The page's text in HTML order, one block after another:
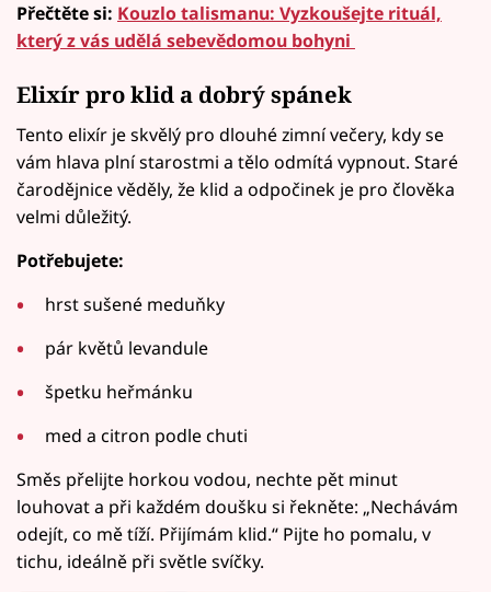
Přečtěte si: Kouzlo talismanu: Vyzkoušejte rituál,
který z vás udělá sebevědomou bohyni
Elixír pro klid a dobrý spánek
Tento elixír je skvělý pro dlouhé zimní večery, kdy se
vám hlava plní starostmi a tělo odmítá vypnout. Staré
čarodějnice věděly, že klid a odpočinek je pro člověka
velmi důležitý.
Potřebujete:
hrst sušené meduňky
pár květů levandule
špetku heřmánku
med a citron podle chuti
Směs přelijte horkou vodou, nechte pět minut
louhovat a při každém doušku si řekněte: „Nechávám
odejít, co mě tíží. Přijímám klid.“ Pijte ho pomalu, v
tichu, ideálně při světle svíčky.